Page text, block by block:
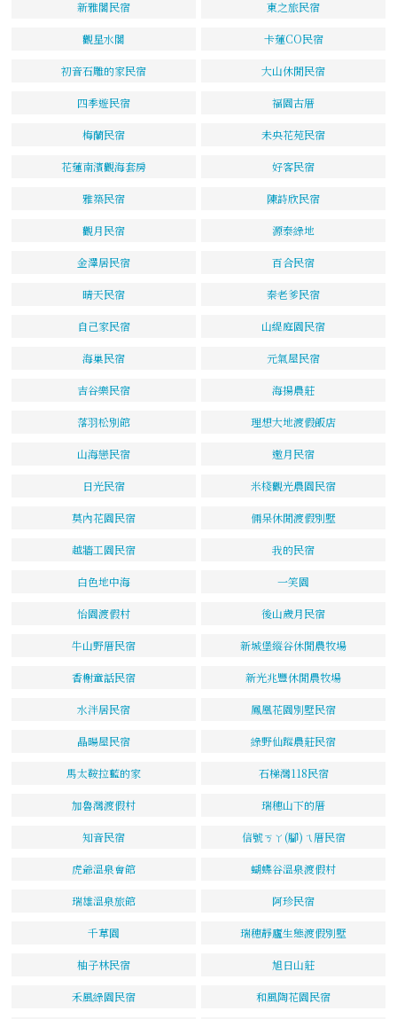
新雅閣民宿 東之旅民宿
觀星水閣 卡蓮CO民宿
初音石雕的家民宿 大山休閒民宿
四季遊民宿 福園古厝
梅蘭民宿 未央花苑民宿
花蓮南濱觀海套房 好客民宿
雅築民宿 陳詩欣民宿
觀月民宿 源泰綠地
金澤居民宿 百合民宿
晴天民宿 秦老爹民宿
自己家民宿 山緹庭園民宿
海巢民宿 元氣屋民宿
吉谷樂民宿 海揚農莊
落羽松別館 理想大地渡假飯店
山海戀民宿 邀月民宿
日光民宿 米棧觀光農園民宿
莫內花園民宿 倆呆休閒渡假別墅
越牆工園民宿 我的民宿
白色地中海 一笑園
怡園渡假村 後山歲月民宿
牛山野厝民宿 新城堡縱谷休閒農牧場
香榭童話民宿 新光兆豐休閒農牧場
水泮居民宿 鳳凰花園別墅民宿
晶暘屋民宿 綠野仙蹤農莊民宿
馬太鞍拉藍的家 石梯灣118民宿
加魯灣渡假村 瑞穗山下的厝
知音民宿 信號ㄎㄚ(腳)ㄟ厝民宿
虎爺溫泉會館 蝴蝶谷溫泉渡假村
瑞雄溫泉旅館 阿珍民宿
千草園 瑞穗靜廬生態渡假別墅
柚子林民宿 旭日山莊
禾風綠園民宿 和風陶花園民宿